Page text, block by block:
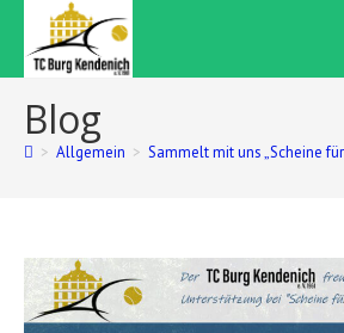
Inhalt
springen
Blog
> Allgemein > Sammelt mit uns „Scheine